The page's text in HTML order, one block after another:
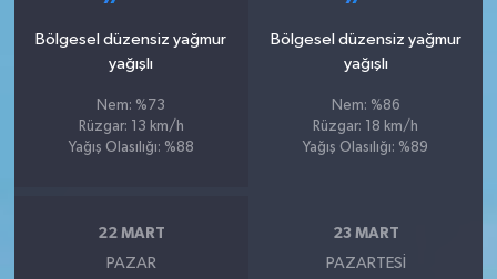
Bölgesel düzensiz yağmur
yağışlı
Nem: %73
Rüzgar: 13 km/h
Yağış Olasılığı: %88
Bölgesel düzensiz yağmur
yağışlı
Nem: %86
Rüzgar: 18 km/h
Yağış Olasılığı: %89
22 MART
PAZAR
23 MART
PAZARTESI